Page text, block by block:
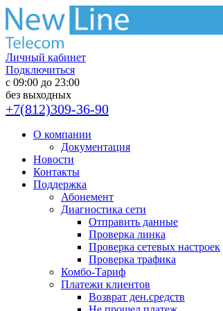
Личный кабинет
Подключиться
с 09:00 до 23:00
без выходных
+7(812)309-36-90
О компании
Документация
Новости
Контакты
Поддержка
Абонемент
Диагностика сети
Отправить данные
Проверка линка
Проверка сетевых настроек
Проверка трафика
Комбо-Тариф
Платежи клиентов
Возврат ден.средств